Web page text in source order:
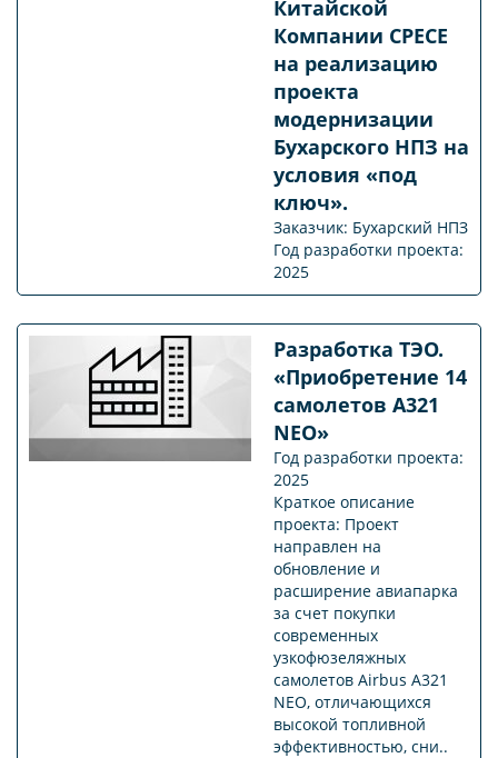
Китайской
Компании CPECE
на реализацию
проекта
модернизации
Бухарского НПЗ на
условия «под
ключ».
Заказчик: Бухарский НПЗ
Год разработки проекта:
2025
Разработка ТЭО.
«Приобретение 14
самолетов А321
NEO»
Год разработки проекта:
2025
Краткое описание
проекта: Проект
направлен на
обновление и
расширение авиапарка
за счет покупки
современных
узкофюзеляжных
самолетов Airbus A321
NEO, отличающихся
высокой топливной
эффективностью, сни..